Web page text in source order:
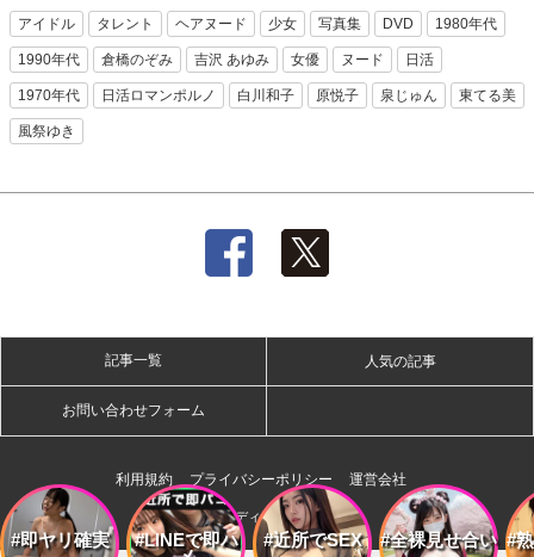
#即ヤリ確実
#LINEで即ハ
#近所でSEX #全裸見せ合い #
アイドル タレント ヘアヌード 少女 写真集 DVD 1980年代
1990年代 倉橋のぞみ 吉沢 あゆみ 女優 ヌード 日活
1970年代 日活ロマンポルノ 白川和子 原悦子 泉じゅん 東てる美
風祭ゆき
記事一覧 人気の記事
お問い合わせフォーム
利用規約 プライバシーポリシー 運営会社
株式会社ディー・オー・エム